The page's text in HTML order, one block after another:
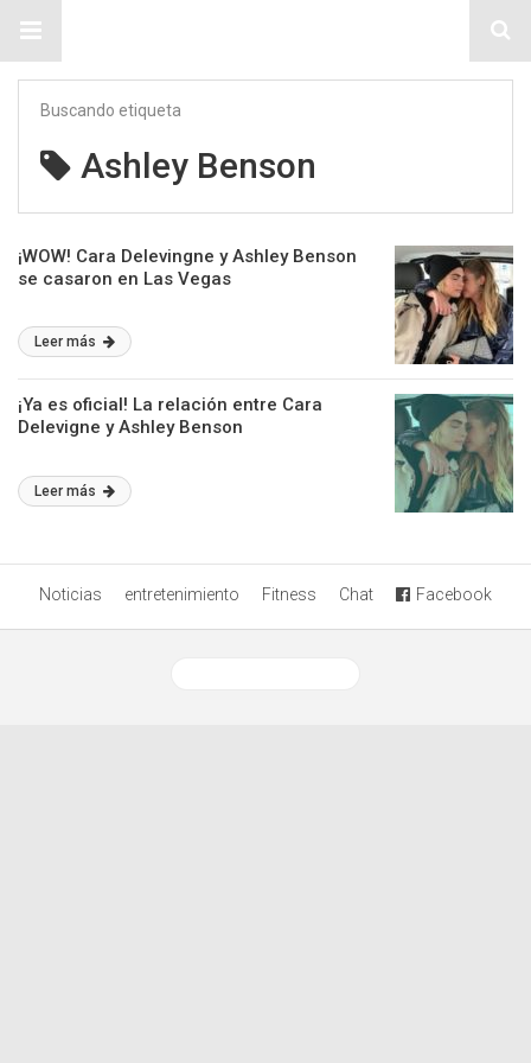
Buscando etiqueta
Ashley Benson
¡WOW! Cara Delevingne y Ashley Benson
se casaron en Las Vegas
Leer más
¡Ya es oficial! La relación entre Cara
Delevigne y Ashley Benson
Leer más
Noticias entretenimiento Fitness Chat Facebook